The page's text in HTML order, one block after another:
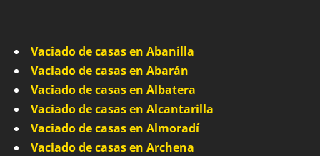
Vaciado de casas en Abanilla
Vaciado de casas en Abarán
Vaciado de casas en Albatera
Vaciado de casas en Alcantarilla
Vaciado de casas en Almoradí
Vaciado de casas en Archena